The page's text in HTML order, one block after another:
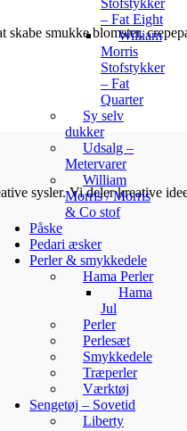
– Fat Eight
William
Morris
Stofstykker
– Fat
Quarter
Sy selv
dukker
Udsalg –
Metervarer
William
Morris / Morris
& Co stof
Påske
Pedari æsker
Perler & smykkedele
Hama Perler
Hama
Jul
Perler
Perlesæt
Smykkedele
Træperler
Værktøj
Sengetøj – Sovetid
Liberty
smukke blomster,
sysler. Vi deler kreative